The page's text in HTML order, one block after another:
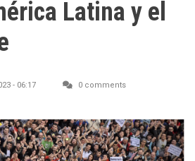
Latina y el
- 06:17 0 comments